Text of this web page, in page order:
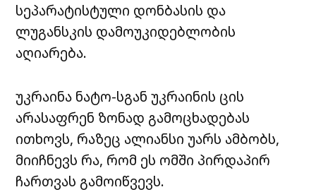
სეპარატისტული დონბასის და
ლუგანსკის დამოუკიდებლობის
აღიარება.
უკრაინა ნატო-სგან უკრაინის ცის
არასაფრენ ზონად გამოცხადებას
ითხოვს, რაზეც ალიანსი უარს ამბობს,
მიიჩნევს რა, რომ ეს ომში პირდაპირ
ჩართვას გამოიწვევს.